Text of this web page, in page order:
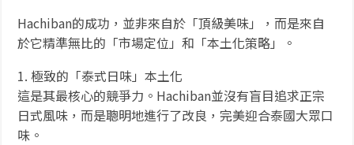
Hachiban的成功，並非來自於「頂級美味」，而是來自
於它精準無比的「市場定位」和「本土化策略」。
1. 極致的「泰式日味」本土化
這是其最核心的競爭力。Hachiban並沒有盲目追求正宗
日式風味，而是聰明地進行了改良，完美迎合泰國大眾口
味。